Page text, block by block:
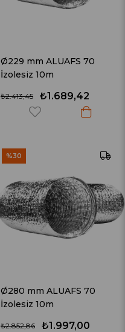
Ø229 mm ALUAFS 70
İzolesiz 10m
₺1.689,42
₺2.413,45
Ø280 mm ALUAFS 70
İzolesiz 10m
₺1.997,00
₺2.852,86
%30